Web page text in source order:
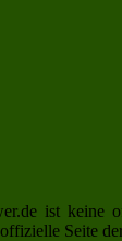
ist keine
Seite